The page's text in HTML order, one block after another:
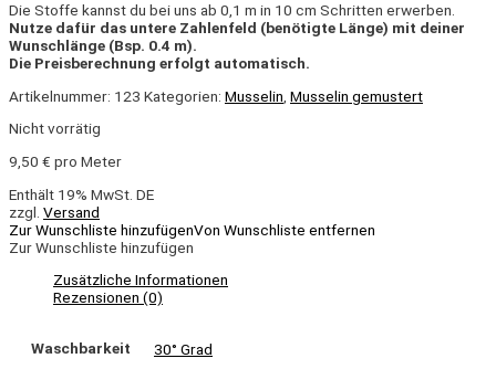
Die Stoffe kannst du bei uns ab 0,1 m in 10 cm Schritten erwerben.
Nutze dafür das untere Zahlenfeld (benötigte Länge) mit deiner
Wunschlänge (Bsp. 0.4 m).
Die Preisberechnung erfolgt automatisch.
Artikelnummer: 123 Kategorien: Musselin Musselin gemustert
Nicht vorrätig
9,50 € pro Meter
Enthält 19% MwSt. DE
zzgl. Versand
Zur Wunschliste hinzufügenVon Wunschliste entfernen
Zur Wunschliste hinzufügen
Zusätzliche Informationen
Rezensionen (0)
Waschbarkeit 30° Grad